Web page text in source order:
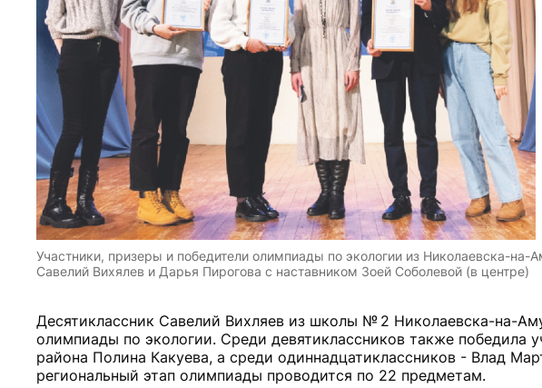
Участники, призеры и победители олимпиады по экологии из Николаевска-
Савелий Вихялев и Дарья Пирогова с наставником Зоей Соболевой (в центре)
Десятиклассник Савелий Вихляев из школы № 2 Николаевска-на-
олимпиады по экологии. Среди девятиклассников также
района Полина Какуева, а среди одиннадцатиклассников - Влад
региональный этап олимпиады проводится по 22 предметам.